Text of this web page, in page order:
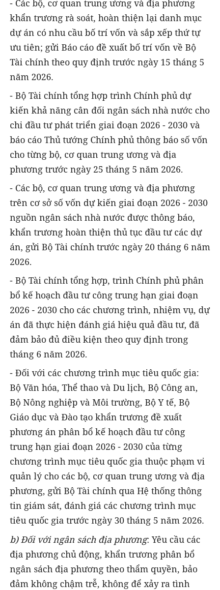
- Các bộ, cơ quan trung ương và địa phương
khẩn trương rà soát, hoàn thiện lại danh mục
dự án có nhu cầu bố trí vốn và sắp xếp thứ tự
ưu tiên; gửi Báo cáo đề xuất bố trí vốn về Bộ
Tài chính theo quy định trước ngày 15 tháng 5
năm 2026.
- Bộ Tài chính tổng hợp trình Chính phủ dự
kiến khả năng cân đối ngân sách nhà nước cho
chi đầu tư phát triển giai đoạn 2026 - 2030 và
báo cáo Thủ tướng Chính phủ thông báo số vốn
cho từng bộ, cơ quan trung ương và địa
phương trước ngày 25 tháng 5 năm 2026.
- Các bộ, cơ quan trung ương và địa phương
trên cơ sở số vốn dự kiến giai đoạn 2026 - 2030
nguồn ngân sách nhà nước được thông báo,
khẩn trương hoàn thiện thủ tục đầu tư các dự
án, gửi Bộ Tài chính trước ngày 20 tháng 6 năm
2026.
- Bộ Tài chính tổng hợp, trình Chính phủ phân
bổ kế hoạch đầu tư công trung hạn giai đoạn
2026 - 2030 cho các chương trình, nhiệm vụ, dự
án đã thực hiện đánh giá hiệu quả đầu tư, đã
đảm bảo đủ điều kiện theo quy định trong
tháng 6 năm 2026.
- Đối với các chương trình mục tiêu quốc gia:
Bộ Văn hóa, Thể thao và Du lịch, Bộ Công an,
Bộ Nông nghiệp và Môi trường, Bộ Y tế, Bộ
Giáo dục và Đào tạo khẩn trương đề xuất
phương án phân bổ kế hoạch đầu tư công
trung hạn giai đoạn 2026 - 2030 của từng
chương trình mục tiêu quốc gia thuộc phạm vi
quản lý cho các bộ, cơ quan trung ương và địa
phương, gửi Bộ Tài chính qua Hệ thống thông
tin giám sát, đánh giá các chương trình mục
tiêu quốc gia trước ngày 30 tháng 5 năm 2026.
b) Đối với ngân sách địa phương: Yêu cầu các
địa phương chủ động, khẩn trương phân bổ
ngân sách địa phương theo thẩm quyền, bảo
đảm không chậm trễ, không để xảy ra tình